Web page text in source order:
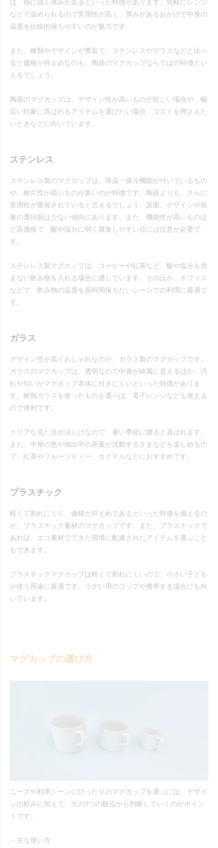
は、熱に強く厚みがあるといった特徴があります。気軽にレンジ
などで温められるので実用性が高く、厚みがあるおかげで中身の
温度を比較的保ちやすいのが魅力です。
また、種類やデザインが豊富で、ステンレスやガラスなどと比べ
ると価格が抑えめなのも、陶器のマグカップならではの特徴とい
えるでしょう。
陶器のマグカップは、デザイン性が高いものが欲しい場合や、幅
広い対象に喜ばれるアイテムを選びたい場合、コストを押さえた
いときなどに向いています。
ステンレス
ステンレス製のマグカップは、保温・保冷機能が付いているもの
や、耐久性が高いものが多いのが特徴です。陶器よりも、さらに
実用性が重視されていると言えるでしょう。反面、デザインや容
量の選択肢は少ない傾向にあります。また、機能性が高いものほ
ど高価格で、酸や塩分に弱く腐食しやすい点には注意が必要で
す。
ステンレス製マグカップは、コーヒーや紅茶など、酸や塩分を含
まない飲み物を入れる場合に適しています。そのほか、オフィス
などで、飲み物の温度を長時間保ちたいシーンでの利用に最適で
す。
ガラス
デザイン性が高くおしゃれなのが、ガラス製のマグカップです。
ガラスのマグカップは、透明なので中身が綺麗に見えるほか、汚
れや匂いがマグカップ本体に付きにくいといった特徴がありま
す。耐熱ガラスを使ったものを選べば、電子レンジなども使える
ので便利です。
クリアな見た目が涼しげなので、暑い季節に贈ると喜ばれます。
また、中身の色や抽出中の茶葉が流動するさまなどを楽しめるの
で、紅茶やフルーツティー、カクテルなどにおすすめです。
プラスチック
軽くて割れにくく、価格が抑えめであるといった特徴を備えるの
が、プラスチック素材のマグカップです。また、プラスチックで
あれば、エコ素材でできた環境に配慮されたアイテムを選ぶこと
もできます。
プラスチックマグカップは軽くて割れにくいので、小さい子ども
が使う用途に最適です。うがい用のコップや携帯する場合にも向
いています。
マグカップの選び方
ニーズや利用シーンにぴったりのマグカップを選ぶには、デザイ
ンの好みに加えて、次の3つの観点から判断していくのがポイン
トです。
・主な使い方